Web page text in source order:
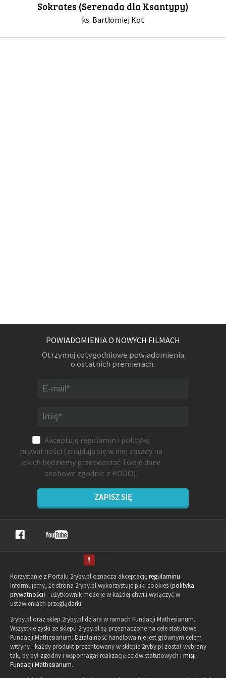
Sokrates (Serenada dla Ksantypy)
ks. Bartłomiej Kot
POWIADOMIENIA O NOWYCH FILMACH
Otrzymuj cotygodniowe powiadomienia
o ostatnich premierach.
Akceptuję regulamin i politykę
prywatności (znajdują się w niej zasady na
jakich będziemy przetwarzać Twoje dane
osobowe zgodnie z RODO).
ZAPISZ SIĘ
Korzystanie z Portalu 2ryby.pl oznacza akceptacjęregulaminu.
Informujemy, że strona 2ryby.pl wykorzystuje pliki cookies (polityka
prywatności) - użytkownik może je w każdej chwili wyłączyć w
ustawieniach przeglądarki.
2ryby.pl oraz sklep.2ryby.pl działa w ramach Fundacji Mathesianum.
Wszystkie zyski ze sklepu 2ryby.pl są przeznaczone na cele statutowe
Fundacji Mathesianum. Działalność handlowa nie jest głównym celem
witryny - każdy produkt prezentowany w sklepie 2ryby.pl został wybrany
tak, by był zgodny i wspomagał realizację celów statutowych i misji
Fundacji Mathesianum.